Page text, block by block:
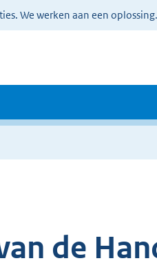
We werken aan een
de